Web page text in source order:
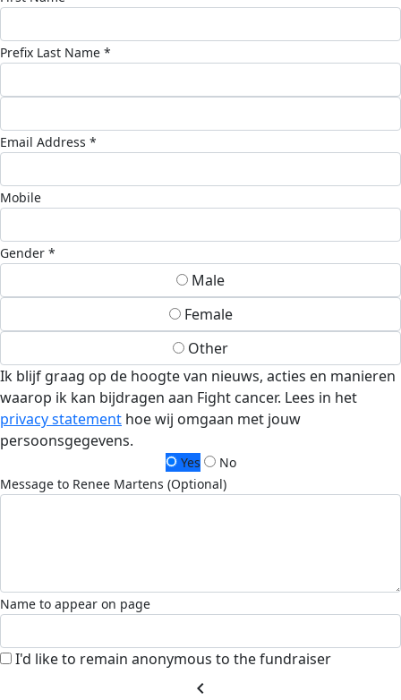
Prefix Last Name *
Email Address *
Mobile
Gender *
Male
Female
Other
Ik blijf graag op de hoogte van nieuws, acties en manieren
waarop ik kan bijdragen aan Fight cancer. Lees in het
privacy statement hoe wij omgaan met jouw
persoonsgegevens.
Yes
No
Message to Renee Martens (Optional)
Name to appear on page
I'd like to remain anonymous to the fundraiser
chevron_left